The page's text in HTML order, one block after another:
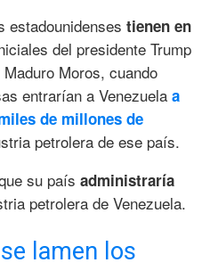
estadounidenses tienen en
del presidente Trump
Moros, cuando
entrarían a Venezuela a
de millones de
petrolera de ese país.
su país administraría
petrolera de Venezuela.
lamen los